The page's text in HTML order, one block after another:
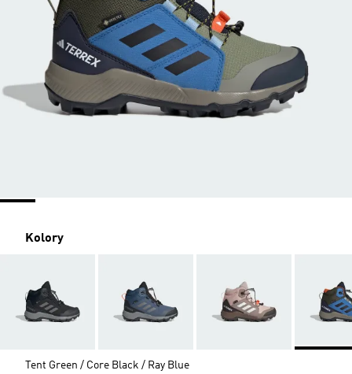
Kolory
Tent Green / Core Black / Ray Blue